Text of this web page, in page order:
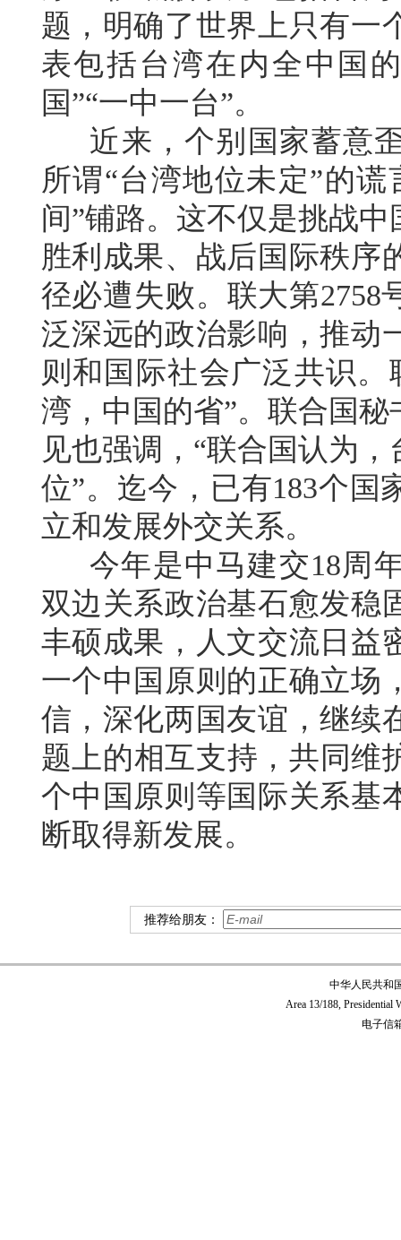
题，明确了世界上只有一
表包括台湾在内全中国
国”“一中一台”。
近来，个别国家蓄意歪
所谓“台湾地位未定”的
间”铺路。这不仅是挑战
胜利成果、战后国际秩序
径必遭失败。联大第2758
泛深远的政治影响，推动
则和国际社会广泛共识
湾，中国的省”。联合国
见也强调，“联合国认为
位”。迄今，已有183个国
立和发展外交关系。
今年是中马建交18周年
双边关系政治基石愈发稳
丰硕成果，人文交流日益
一个中国原则的正确立场
信，深化两国友谊，继续
题上的相互支持，共同维
个中国原则等国际关系基
断取得新发展。
推荐给朋友：
中华人民共和
Area 13/188, Presidential
电子信